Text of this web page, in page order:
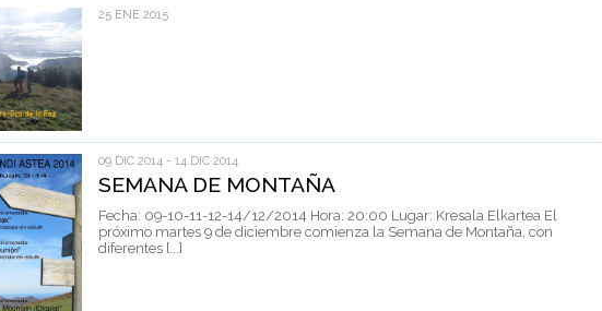
25 ENE 2015
09 DIC 2014 - 14 DIC 2014
SEMANA DE MONTAÑA
Fecha: 09-10-11-12-14/12/2014 Hora: 20:00 Lugar: Kresala Elkartea El
próximo martes 9 de diciembre comienza la Semana de Montaña, con
diferentes [...]